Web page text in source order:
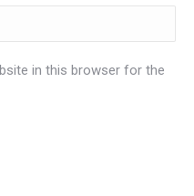
in this browser for the